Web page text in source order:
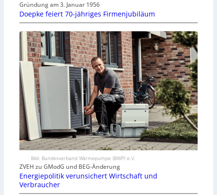
Gründung am 3. Januar 1956
Doepke feiert 70-jähriges Firmenjubiläum
Bild: Bundesverband Wärmepumpe (BWP) e.V.
ZVEH zu GModG und BEG-Änderung
Energiepolitik verunsichert Wirtschaft und
Verbraucher